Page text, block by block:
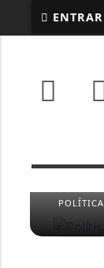
ENTRAR
POLÍTICA